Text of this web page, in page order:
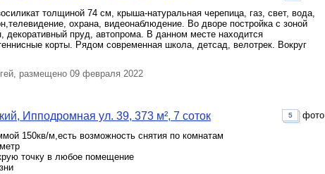
толщиной 74 см, крыша-натуральная черепица, газ, свет, вода,
охрана, видеонаблюдение. Во дворе постройка с зоной
пруд, автопрома. В данном месте находится
корты. Рядом современная школа, детсад, велотрек. Вокруг
размещено 09 февраля 2022
Ипподромная ул. 39, 373 м², 7 соток
150кв/м,есть возможность снятия по комнатам
точку в любое помещение
5 фото